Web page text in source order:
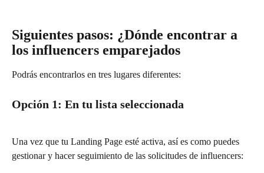
Siguientes pasos: ¿Dónde encontrar a
los influencers emparejados
Podrás encontrarlos en tres lugares diferentes:
Opción 1: En tu lista seleccionada
Una vez que tu Landing Page esté activa, así es como puedes
gestionar y hacer seguimiento de las solicitudes de influencers: